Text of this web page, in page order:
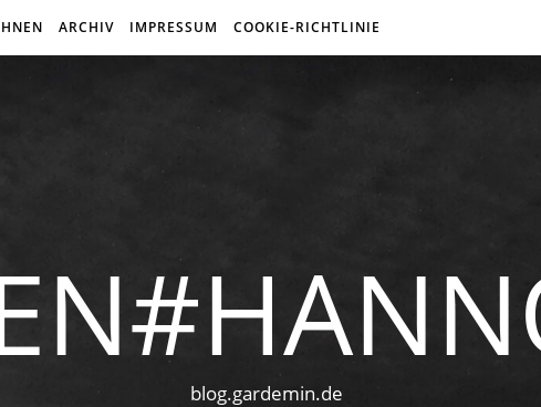
ARCHIV IMPRESSUM COOKIE-RICHTLINIE
blog.gardemin.de